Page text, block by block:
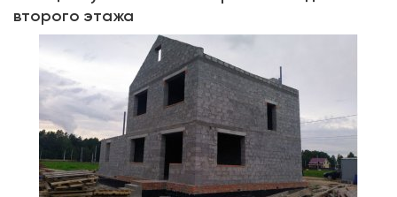
второго этажа